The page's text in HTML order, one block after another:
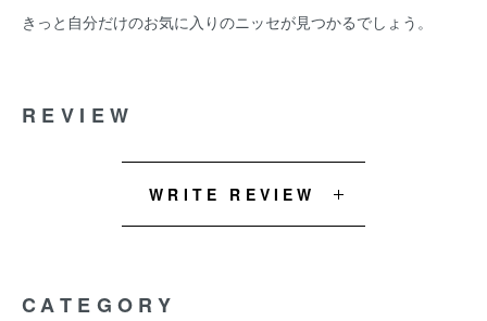
きっと自分だけのお気に入りのニッセが見つかるでしょう。
REVIEW
WRITE REVIEW
CATEGORY